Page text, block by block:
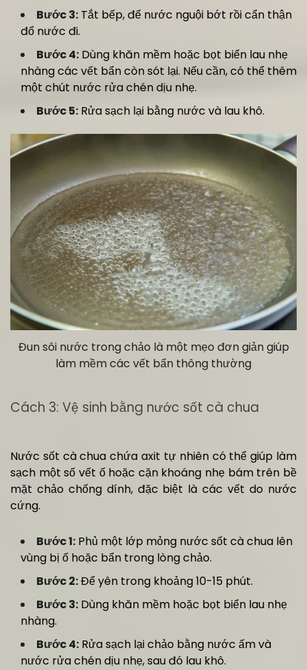
Bước 3: Tắt bếp, để nước nguội bớt rồi cẩn thận
đổ nước đi.
Bước 4: Dùng khăn mềm hoặc bọt biển lau nhẹ
nhàng các vết bẩn còn sót lại. Nếu cần, có thể thêm
một chút nước rửa chén dịu nhẹ.
Bước 5: Rửa sạch lại bằng nước và lau khô.
Đun sôi nước trong chảo là một mẹo đơn giản giúp
làm mềm các vết bẩn thông thường
Cách 3: Vệ sinh bằng nước sốt cà chua
Nước sốt cà chua chứa axit tự nhiên có thể giúp làm
sạch một số vết ố hoặc cặn khoáng nhẹ bám trên bề
mặt chảo chống dính, đặc biệt là các vết do nước
cứng.
Bước 1: Phủ một lớp mỏng nước sốt cà chua lên
vùng bị ố hoặc bẩn trong lòng chảo.
Bước 2:Để yên trong khoảng 10-15 phút.
Bước 3: Dùng khăn mềm hoặc bọt biển lau nhẹ
nhàng.
Bước 4: Rửa sạch lại chảo bằng nước ấm và
nước rửa chén dịu nhẹ, sau đó lau khô.